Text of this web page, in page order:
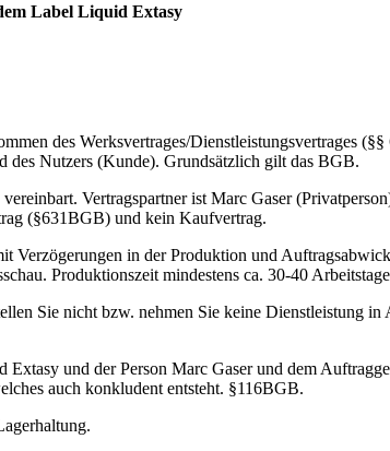
Label Liquid Extasy
des Werksvertrages/Dienstleistungsvertrages
des Nutzers (Kunde). Grundsätzlich gilt das BGB.
Vertragspartner ist Marc Gaser
(§631BGB) und kein Kaufvertrag.
Verzögerungen in der Produktion und
Produktionszeit mindestens ca. 30-40
Sie nicht bzw. nehmen Sie keine Dienstleistung
und der Person Marc Gaser und dem
auch konkludent entsteht. §116BGB.